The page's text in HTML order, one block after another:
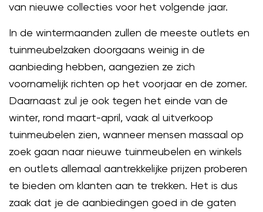
van nieuwe collecties voor het volgende jaar.
In de wintermaanden zullen de meeste outlets en
tuinmeubelzaken doorgaans weinig in de
aanbieding hebben, aangezien ze zich
voornamelijk richten op het voorjaar en de zomer.
Daarnaast zul je ook tegen het einde van de
winter, rond maart-april, vaak al uitverkoop
tuinmeubelen zien, wanneer mensen massaal op
zoek gaan naar nieuwe tuinmeubelen en winkels
en outlets allemaal aantrekkelijke prijzen proberen
te bieden om klanten aan te trekken. Het is dus
zaak dat je de aanbiedingen goed in de gaten